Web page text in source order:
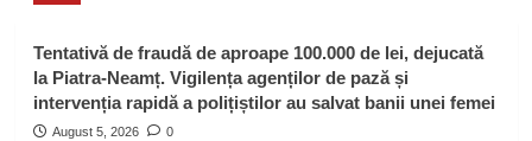
Tentativă de fraudă de aproape 100.000 de lei, dejucată
la Piatra-Neamț. Vigilența agenților de pază și
intervenția rapidă a polițiștilor au salvat banii unei femei
August 5, 2026 0